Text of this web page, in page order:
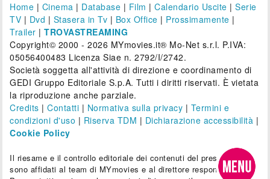
Home | Cinema | Database | Film |Calendario Uscite |Serie
TV | Dvd | Stasera in Tv | Box Office | Prossimamente |
Trailer |TROVASTREAMING
Copyright© 2000 - 2026 MYmovies.it® Mo-Net s.r.l. P.IVA:
05056400483 Licenza Siae n. 2792/I/2742.
Società soggetta all'attività di direzione e coordinamento di
GEDI Gruppo Editoriale S.p.A. Tutti i diritti riservati. È vietata
la riproduzione anche parziale.
Credits |Contatti | Normativa sulla privacy | Termini e
condizioni d'uso | Riserva TDM | Dichiarazione accessibilità |
Cookie Policy
Il riesame e il controllo editoriale dei contenuti del presente sito
sono affidati al team di MYmovies e al direttore responsabile.